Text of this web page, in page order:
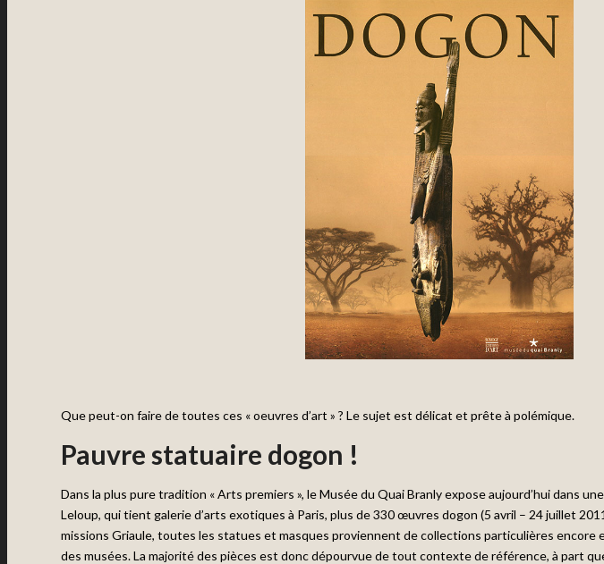
Que peut-on faire de toutes ces « oeuvres d’art » ? Le sujet est délicat et prête à polémique.
Pauvre statuaire dogon !
Dans la plus pure tradition « Arts premiers », le Musée du Quai Branly expose aujourd’hui dans
Leloup, qui tient galerie d’arts exotiques à Paris, plus de 330 œuvres dogon (5 avril – 24 juillet
missions Griaule, toutes les statues et masques proviennent de collections particulières encore
des musées. La majorité des pièces est donc dépourvue de tout contexte de référence, à part